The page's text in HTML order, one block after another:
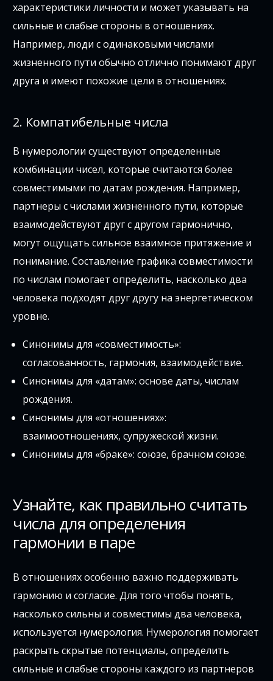
характеристики личности и может указывать на
сильные и слабые стороны в отношениях.
Например, люди с одинаковыми числами
жизненного пути обычно отлично понимают друг
друга и имеют похожие цели в отношениях.
2. Компатибельные числа
В нумерологии существуют определенные
комбинации чисел, которые считаются более
совместимыми по датам рождения. Например,
партнеры с числами жизненного пути, которые
взаимодействуют друг с другом гармонично,
могут ощущать сильное взаимное притяжение и
понимание. Составление графика совместимости
по числам помогает определить, насколько два
человека подходят друг другу на энергетическом
уровне.
Синонимы для «совместимость»:
согласованность, гармония, взаимодействие.
Синонимы для «датам»: основе даты, числам
рождения.
Синонимы для «отношениях»:
взаимоотношениях, супружеской жизни.
Синонимы для «браке»: союзе, брачном союзе.
Узнайте, как правильно считать
числа для определения
гармонии в паре
В отношениях особенно важно поддерживать
гармонию и согласие. Для того чтобы понять,
насколько сильны и совместимы два человека,
используется нумерология. Нумерология помогает
раскрыть скрытые потенциалы, определить
сильные и слабые стороны каждого из партнеров